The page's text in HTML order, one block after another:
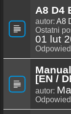
A8 D4
autor: A8
Ostatni
01 lut
[EN /
autor: